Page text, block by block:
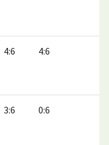
4:6 4:6
3:6 0:6